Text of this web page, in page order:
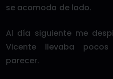
se acomoda de lado.
Al día siguiente me
Vicente llevaba
parecer.